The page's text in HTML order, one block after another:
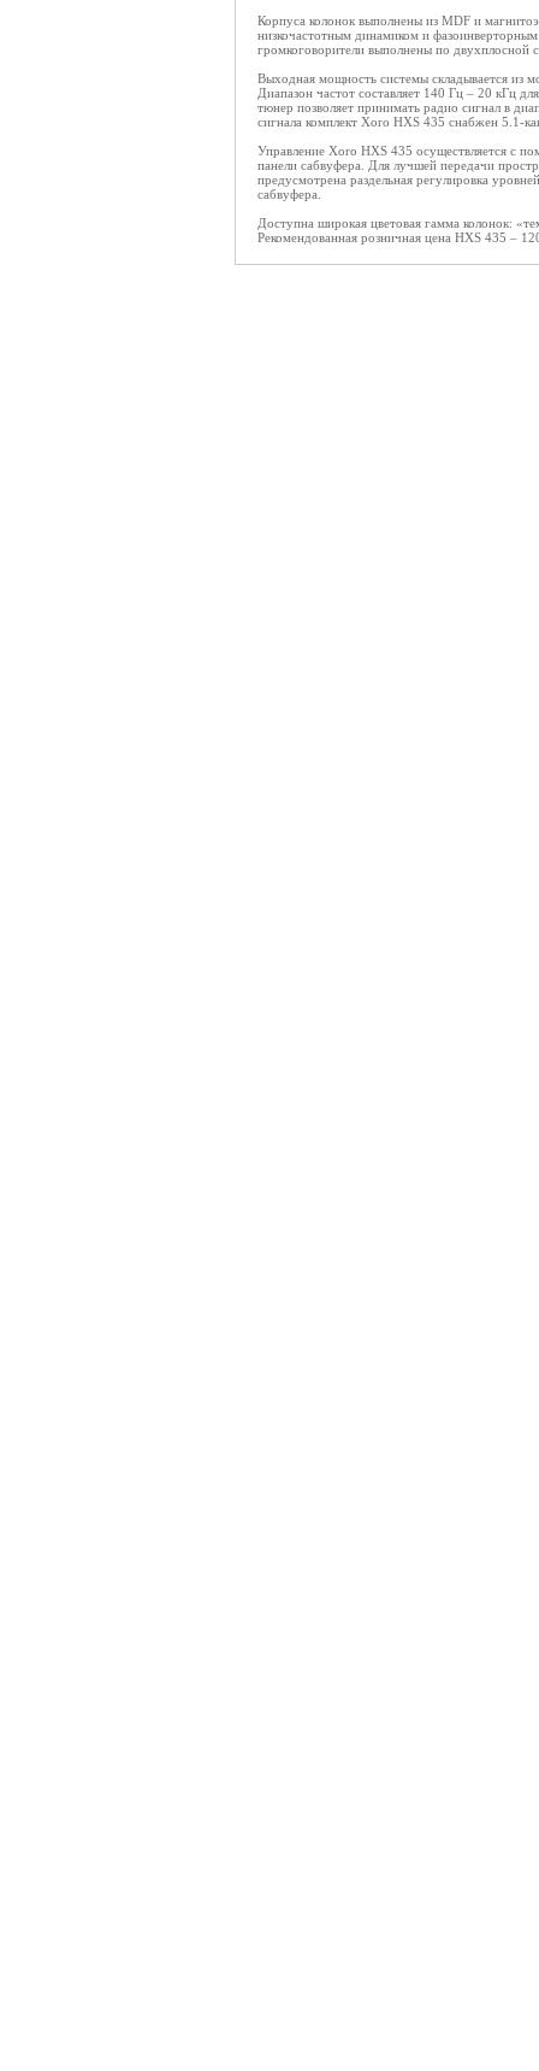
Корпуса колонок выполнены из MDF и
низкочастотным динамиком и
громкоговорители выполнены по двухплосной
Выходная мощность системы складывается из
Диапазон частот составляет 140 Гц – 20 кГц
тюнер позволяет принимать радио сигнал в
сигнала комплект Xoro HXS 435 снабжен 5.1-
Управление Xoro HXS 435 осуществляется с
панели сабвуфера. Для лучшей передачи
предусмотрена раздельная регулировка
сабвуфера.
Доступна широкая цветовая гамма колонок:
Рекомендованная розничная цена HXS 435 –